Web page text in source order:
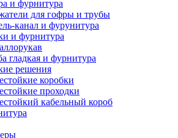
и фурнитура
для гофры и трубы
канал и фурунитура
и фурнитура
гладкая и фурнитура
решения
коробки
проходки
кабельный короб